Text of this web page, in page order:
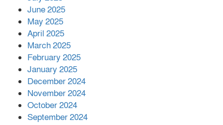
সহায়তা দিলেন সাচিং প্রু জেরী
June 2025
May 2025
April 2025
March 2025
February 2025
January 2025
December 2024
November 2024
October 2024
September 2024